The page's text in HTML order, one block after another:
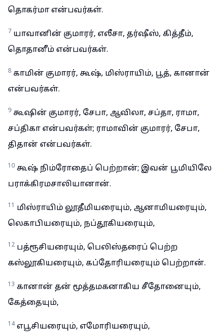
தொகர்மா என்பவர்கள்.
7 யாவானின் குமாரர், எலீசா, தர்ஷீஸ், கித்தீம்,
தொதானீம் என்பவர்கள்.
8 காமின் குமாரர், கூஷ், மிஸ்ராயிம், பூத், கானான்
என்பவர்கள்.
9 கூஷின் குமாரர், சேபா, ஆவிலா, சப்தா, ராமா,
சப்திகா என்பவர்கள்; ராமாவின் குமாரர், சேபா,
திதான் என்பவர்கள்.
10 கூஷ் நிம்ரோதைப் பெற்றான்; இவன் பூமியிலே
பராக்கிரமசாலியானான்.
11 மிஸ்ராயிம் லூதீமியரையும், ஆனாமியரையும்,
லெகாபியரையும், நப்தூகியரையும்,
12 பத்ரூசியரையும், பெலிஸ்தரைப் பெற்ற
கஸ்லூகியரையும், கப்தோரியரையும் பெற்றான்.
13 கானான் தன் மூத்தமகனாகிய சீதோனையும்,
கேத்தையும்,
14 எபூசியரையும், எமோரியரையும்,